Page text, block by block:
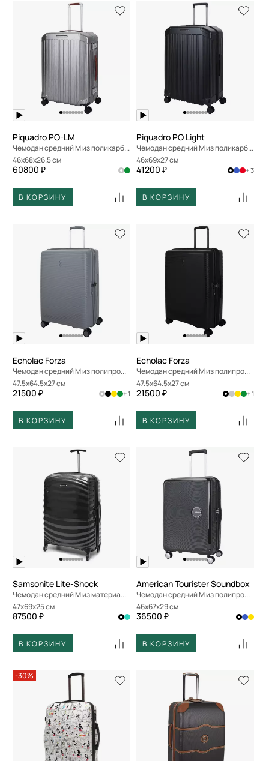
Piquadro PQ-LM
Чемодан средний M из поликарбоната
46x68x26.5 см
60800 ₽
В КОРЗИНУ
Piquadro PQ Light
Чемодан средний M из поликарбоната
46x69x27 см
41200 ₽ + 3
В КОРЗИНУ
Echolac Forza
Чемодан средний M из полипропилена
47.5x64.5x27 см
21500 ₽ + 1
В КОРЗИНУ
Echolac Forza
Чемодан средний M из полипропилена
47.5x64.5x27 см
21500 ₽ + 1
В КОРЗИНУ
Samsonite Lite-Shock
Чемодан средний M из материала Curv
47x69x25 см
87500 ₽
В КОРЗИНУ
American Tourister Soundbox
Чемодан средний M из полипропилена с кодовым замком
46x67x29 см
36500 ₽
В КОРЗИНУ
-30%